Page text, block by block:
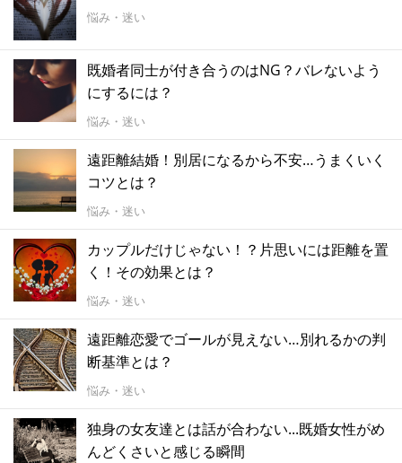
悩み・迷い
既婚者同士が付き合うのはNG？バレないよう
にするには？
悩み・迷い
遠距離結婚！別居になるから不安…うまくいく
コツとは？
悩み・迷い
カップルだけじゃない！？片思いには距離を置
く！その効果とは？
悩み・迷い
遠距離恋愛でゴールが見えない…別れるかの判
断基準とは？
悩み・迷い
独身の女友達とは話が合わない...既婚女性がめ
んどくさいと感じる瞬間